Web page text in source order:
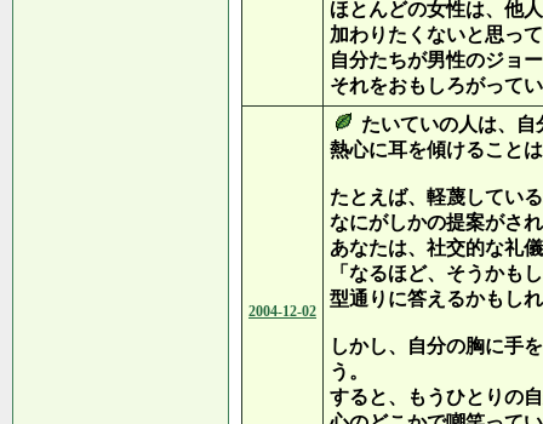
ほとんどの女性は、他
加わりたくないと思っ
自分たちが男性のジョ
それをおもしろがって
2004-12-02
たいていの人は、
熱心に耳を傾けること
たとえば、軽蔑してい
なにがしかの提案がさ
あなたは、社交的な礼
「なるほど、そうかも
型通りに答えるかもし
しかし、自分の胸に手
う。
すると、もうひとりの